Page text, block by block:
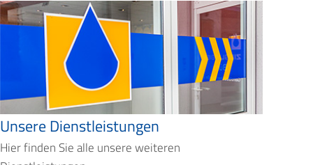
Unsere Dienstleistungen
Hier finden Sie alle unsere weiteren